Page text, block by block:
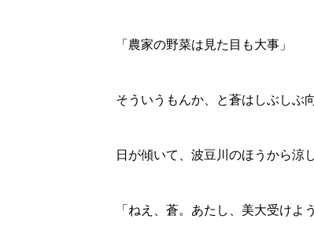
「農家の野菜は見た目も大事」
そういうもんか、と蒼はしぶしぶ
日が傾いて、波豆川のほうから涼
「ねえ、蒼。あたし、美大受けよ